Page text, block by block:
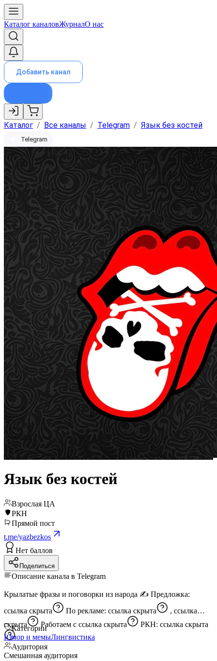
Каталог каналовЖурналО нас
Добавить канал
Каталог / Все каналы / Telegram / Язык без костей
Telegram
Язык без костей
Взрослая ЦА
РКН
Прямой пост
t.me/yazbezkos
Нет баллов
Поделиться
Описание канала в Telegram
Крылатые фразы и поговорки из народа ✍️ Предложка:
ссылка скрыта
По рекламе: ссылка скрыта , ссылка
скрыта
Работаем с ссылка скрыта РКН: ссылка скрыта
Категории
Юмор и мемыЛингвистика
Аудитория
Смешанная аудитория